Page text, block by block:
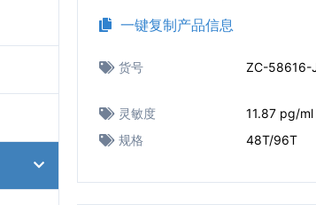
一键复制产品信息
货号 ZC-58616-
灵敏度
11.87 pg/ml
规格
48T/96T